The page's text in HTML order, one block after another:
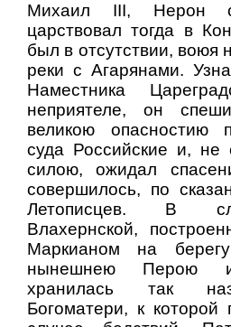
Михаил III, Нерон
царствовал тогда в
был в отсутствии, воюя
реки с Агарянами.
Наместника
неприятеле, он
великою опасностию
суда Российские и, не
силою, ожидал
совершилось, по
Летописцев. В
Влахернской,
Маркианом на
нынешнею Перою и
хранилась так
Богоматери, к которой